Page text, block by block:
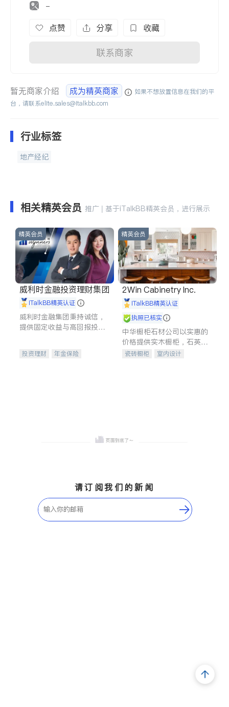
-
点赞 分享 收藏
联系商家
暂无商家介绍 成为精英商家
如果不想放置信息在我们的平
台，请联系elite.sales@italkbb.com
行业标签
地产经纪
相关精英会员 推广 | 基于iTalkBB精英会员，进行展示
精英会员
威利时金融投资理财集团
iTalkBB精英认证
威利时金融集团秉持诚信，
提供固定收益与高回报投资
合，助力客户实现目标
投资理财
年金保险
精英会员
2Win Cabinetry Inc.
iTalkBB精英认证
执照已核实
中华橱柜石材公司以实惠的
价格提供实木橱柜，石英石
台面，多种优质不锈钢水
瓷砖橱柜
室内设计
请订阅我们的新闻